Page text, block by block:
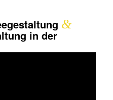
&
in der